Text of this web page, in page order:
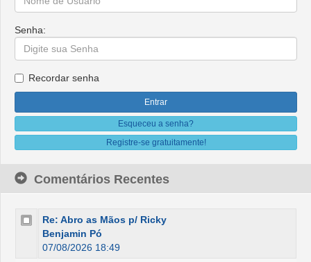
Senha:
Recordar senha
Esqueceu a senha?
Registre-se gratuitamente!
Comentários Recentes
Re: Abro as Mãos p/ Ricky
Benjamin Pó
07/08/2026 18:49